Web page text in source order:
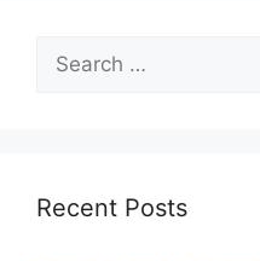
Recent Posts